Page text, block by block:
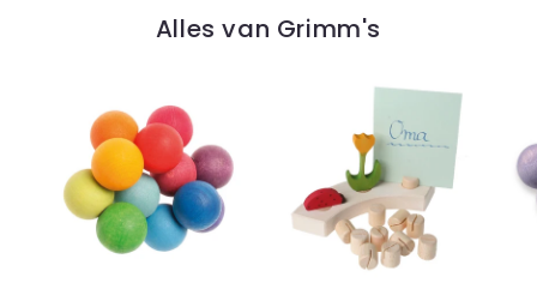
Alles van Grimm's